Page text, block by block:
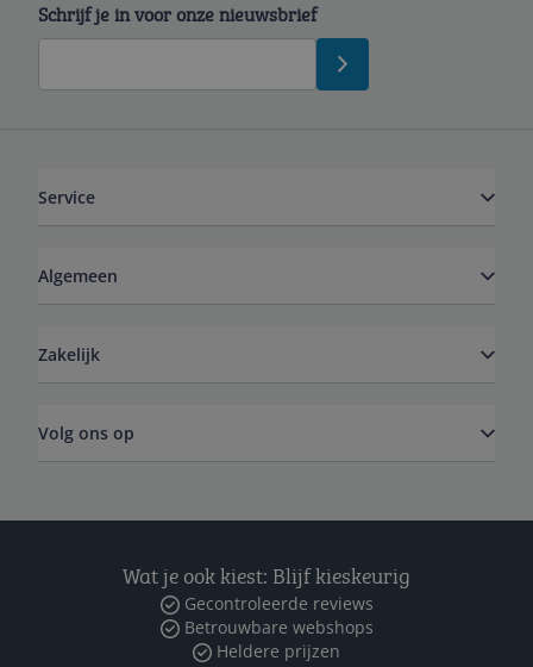
Schrijf je in voor onze nieuwsbrief
Service
Algemeen
Zakelijk
Volg ons op
Wat je ook kiest: Blijf kieskeurig
Gecontroleerde reviews
Betrouwbare webshops
Heldere prijzen